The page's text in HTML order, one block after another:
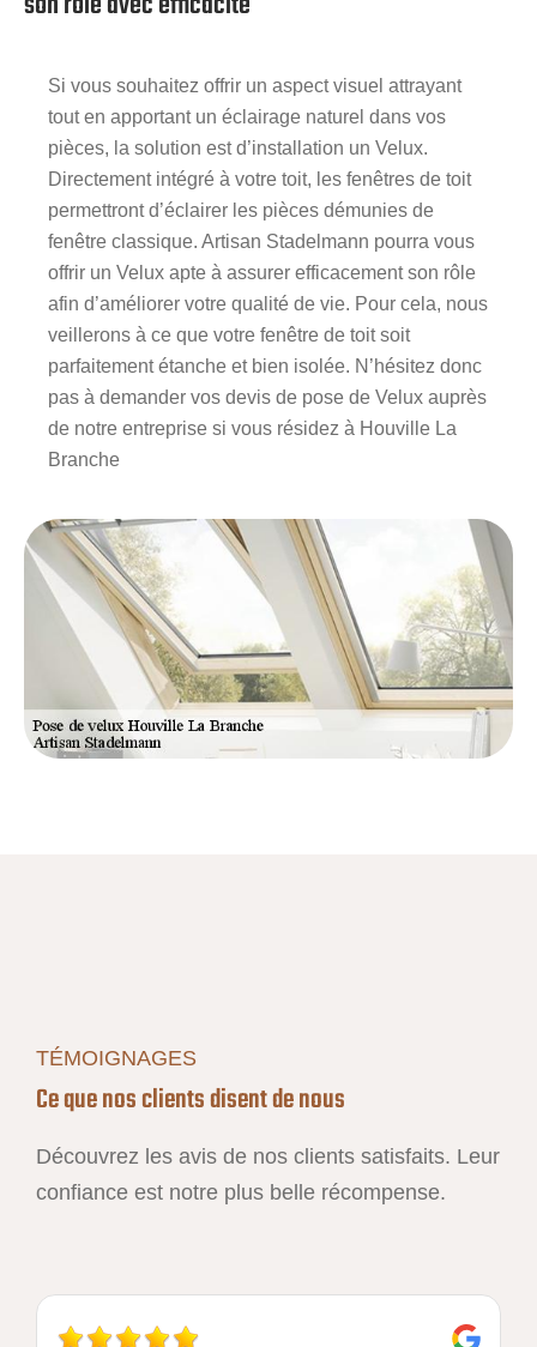
Si vous souhaitez offrir un aspect visuel attrayant
tout en apportant un éclairage naturel dans vos
pièces, la solution est d’installation un Velux.
Directement intégré à votre toit, les fenêtres de toit
permettront d’éclairer les pièces démunies de
fenêtre classique. Artisan Stadelmann pourra vous
offrir un Velux apte à assurer efficacement son rôle
afin d’améliorer votre qualité de vie. Pour cela, nous
veillerons à ce que votre fenêtre de toit soit
parfaitement étanche et bien isolée. N’hésitez donc
pas à demander vos devis de pose de Velux auprès
de notre entreprise si vous résidez à Houville La
Branche
TÉMOIGNAGES
Ce que nos clients disent de nous
Découvrez les avis de nos clients satisfaits. Leur
confiance est notre plus belle récompense.